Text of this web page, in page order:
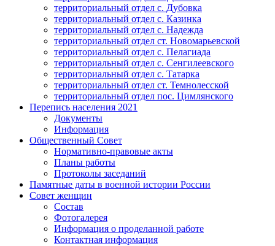
территориальный отдел с. Дубовка
территориальный отдел с. Казинка
территориальный отдел с. Надежда
территориальный отдел ст. Новомарьевской
территориальный отдел с. Пелагиада
территориальный отдел с. Сенгилеевского
территориальный отдел с. Татарка
территориальный отдел ст. Темнолесской
территориальный отдел пос. Цимлянского
Перепись населения 2021
Документы
Информация
Общественный Совет
Нормативно-правовые акты
Планы работы
Протоколы заседаний
Памятные даты в военной истории России
Совет женщин
Состав
Фотогалерея
Информация о проделанной работе
Контактная информация